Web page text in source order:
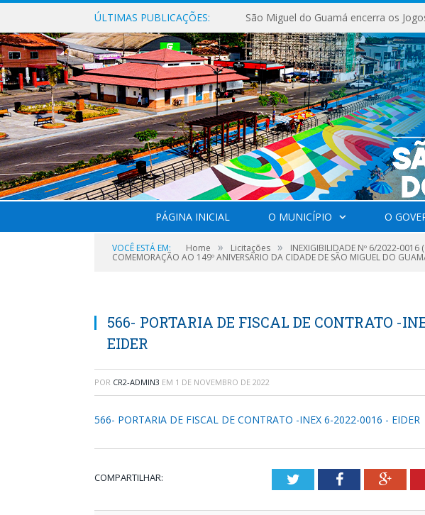
ÚLTIMAS PUBLICAÇÕES:
PÁGINA INICIAL O MUNICÍPIO O
VOCÊ ESTÁ EM: Home » Licitações » INEXIGIBILIDADE Nº 6/2022-0016
COMEMORAÇÃO AO 149º ANIVERSÁRIO DA CIDADE DE SÃO MIGUEL DO
566- PORTARIA DE FISCAL DE CONTRATO -
EIDER
POR CR2-ADMIN3 EM 1 DE NOVEMBRO DE 2022
566- PORTARIA DE FISCAL DE CONTRATO -INEX 6-2022-0016 - EIDER
COMPARTILHAR: TwitterFacebook